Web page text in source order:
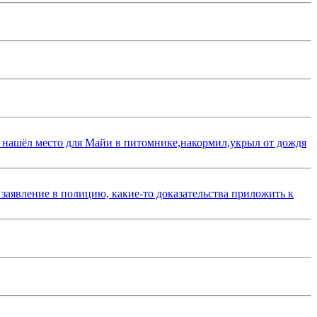
место для Майи в питомнике,накормил,укрыл от дождя
в полицию, какие-то доказательства приложить к